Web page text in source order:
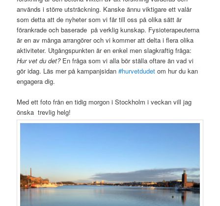
används i större utsträckning. Kanske ännu viktigare ett valår
som detta att de nyheter som vi får till oss på olika sätt är
förankrade och baserade på verklig kunskap. Fysioterapeuterna
är en av många arrangörer och vi kommer att delta i flera olika
aktiviteter. Utgångspunkten är en enkel men slagkraftig fråga:
Hur vet du det?En fråga som vi alla bör ställa oftare än vad vi
gör idag. Läs mer på kampanjsidan#hurvetdudetom hur du kan
engagera dig.
Med ett foto från en tidig morgon i Stockholm i veckan vill jag
önska trevlig helg!